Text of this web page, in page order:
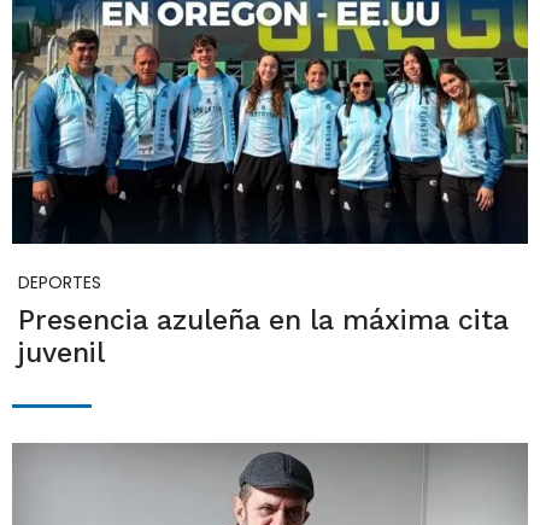
DEPORTES
Presencia azuleña en la máxima cita
juvenil